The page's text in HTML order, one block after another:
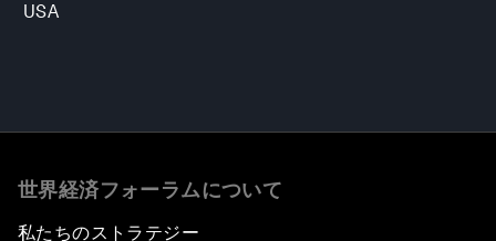
USA
世界経済フォーラムについて
私たちのストラテジー